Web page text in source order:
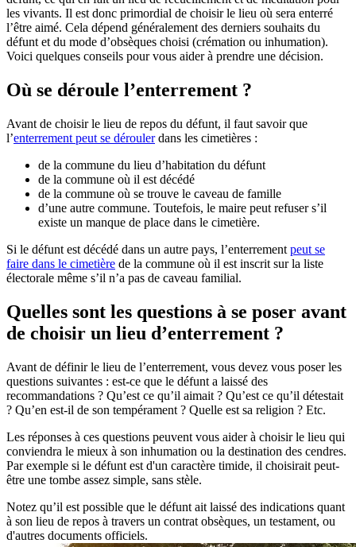
les vivants. Il est donc primordial de choisir le lieu où sera enterré
l’être aimé. Cela dépend généralement des derniers souhaits du
défunt et du mode d’obsèques choisi (crémation ou inhumation).
Voici quelques conseils pour vous aider à prendre une décision.
Où se déroule l’enterrement ?
Avant de choisir le lieu de repos du défunt, il faut savoir que
l’enterrement peut se déroulerdans les cimetières :
de la commune du lieu d’habitation du défunt
de la commune où il est décédé
de la commune où se trouve le caveau de famille
d’une autre commune. Toutefois, le maire peut refuser s’il
existe un manque de place dans le cimetière.
Si le défunt est décédé dans un autre pays, l’enterrement peut se
faire dans le cimetière de la commune où il est inscrit sur la liste
électorale même s’il n’a pas de caveau familial.
Quelles sont les questions à se poser avant
de choisir un lieu d’enterrement ?
Avant de définir le lieu de l’enterrement, vous devez vous poser les
questions suivantes : est-ce que le défunt a laissé des
recommandations ? Qu’est ce qu’il aimait ? Qu’est ce qu’il détestait
? Qu’en est-il de son tempérament ? Quelle est sa religion ? Etc.
Les réponses à ces questions peuvent vous aider à choisir le lieu qui
conviendra le mieux à son inhumation ou la destination des cendres.
Par exemple si le défunt est d'un caractère timide, il choisirait peut-
être une tombe assez simple, sans stèle.
Notez qu’il est possible que le défunt ait laissé des indications quant
à son lieu de repos à travers un contrat obsèques, un testament, ou
d'autres documents officiels.